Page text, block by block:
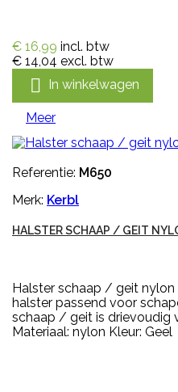
€ 16,99 incl. btw
€ 14,04 excl. btw
 In winkelwagen
Meer
Referentie: M650
Merk: Kerbl
HALSTER SCHAAP / GEIT
Halster schaap / geit nylon
halster passend voor
schaap / geit is drievoudig
Materiaal: nylon Kleur: Geel